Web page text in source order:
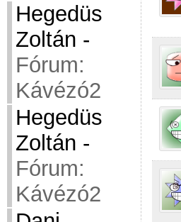
Hegedüs
Zoltán -
Fórum:
Kávézó2
Hegedüs
Zoltán -
Fórum:
Kávézó2